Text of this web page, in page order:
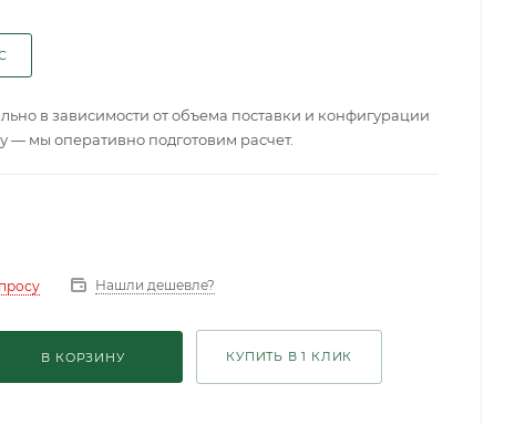
в зависимости от объема поставки и конфигурации
— мы оперативно подготовим расчет.
Нашли дешевле?
В КОРЗИНУ КУПИТЬ В 1 КЛИК